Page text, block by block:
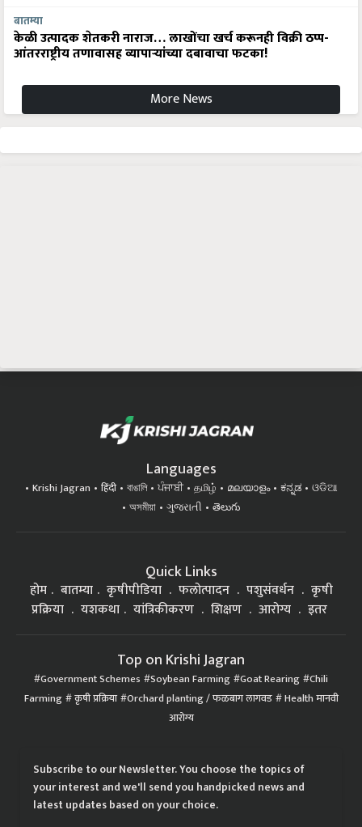
बातम्या
केळी उत्पादक शेतकरी नाराज… लाखोंचा खर्च करूनही विक्री ठप्प-
आंतरराष्ट्रीय तणावासह व्यापाऱ्यांच्या दबावाचा फटका!
More News
Languages
Krishi Jagran हिंदी বাঙালি ਪੰਜਾਬੀ தமிழ் മലയാളം ಕನ್ನಡ
ଓଡିଆ
অসমীয়া
ગુજરાતી తెలుగు
Quick Links
होम बातम्या कृषीपीडिया फलोत्पादन पशुसंवर्धन
कृषी
प्रक्रिया
यशकथा यांत्रिकीकरण शिक्षण आरोग्य इतर
Top on Krishi Jagran
Government Schemes Soybean Farming Goat Rearing Chili
Farming कृषी प्रक्रिया Orchard planting / फळबाग लागवड Health मानवी
आरोग्य
Subscribe to our Newsletter. You choose the topics of
your interest and we'll send you handpicked news and
latest updates based on your choice.